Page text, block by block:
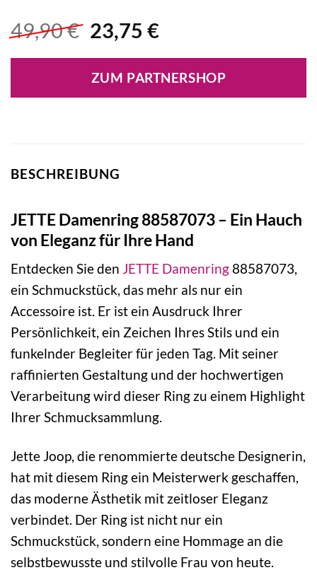
49,90€ Ursprünglicher
war:
49,90 €
23,75 €Aktueller
ist:
23,75 €.
ZUM PARTNERSHOP
BESCHREIBUNG
JETTE Damenring 88587073 – Ein Hauch
von Eleganz für Ihre Hand
Entdecken Sie den JETTE Damenring 88587073,
ein Schmuckstück, das mehr als nur ein
Accessoire ist. Er ist ein Ausdruck Ihrer
Persönlichkeit, ein Zeichen Ihres Stils und ein
funkelnder Begleiter für jeden Tag. Mit seiner
raffinierten Gestaltung und der hochwertigen
Verarbeitung wird dieser Ring zu einem Highlight
Ihrer Schmucksammlung.
Jette Joop, die renommierte deutsche Designerin,
hat mit diesem Ring ein Meisterwerk geschaffen,
das moderne Ästhetik mit zeitloser Eleganz
verbindet. Der Ring ist nicht nur ein
Schmuckstück, sondern eine Hommage an die
selbstbewusste und stilvolle Frau von heute.